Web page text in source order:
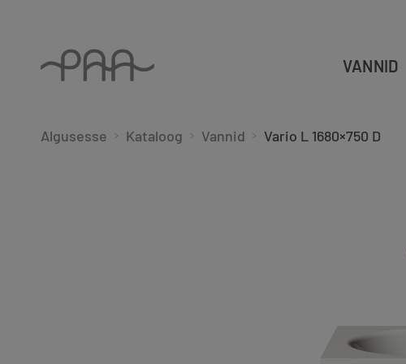
VANNID
Algusesse Kataloog Vannid Vario L 1680×750 D